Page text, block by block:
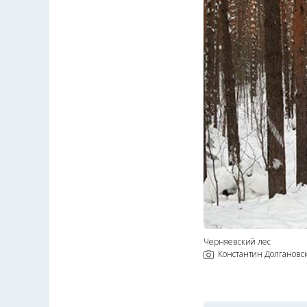
Черняевский лес
Константин